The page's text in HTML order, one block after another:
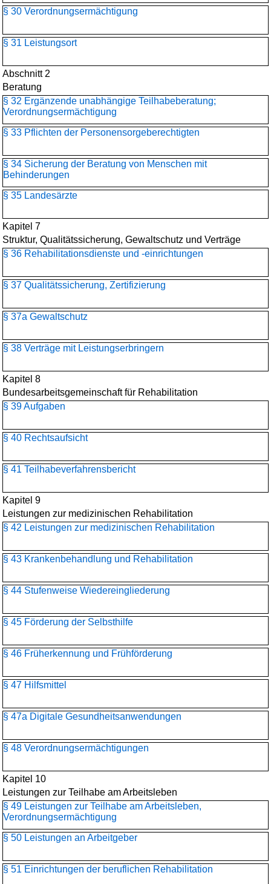
§ 30 Verordnungsermächtigung
§ 31 Leistungsort
Abschnitt 2
Beratung
§ 32 Ergänzende unabhängige Teilhabeberatung;
Verordnungsermächtigung
§ 33 Pflichten der Personensorgeberechtigten
§ 34 Sicherung der Beratung von Menschen mit
Behinderungen
§ 35 Landesärzte
Kapitel 7
Struktur, Qualitätssicherung, Gewaltschutz und Verträge
§ 36 Rehabilitationsdienste und -einrichtungen
§ 37 Qualitätssicherung, Zertifizierung
§ 37a Gewaltschutz
§ 38 Verträge mit Leistungserbringern
Kapitel 8
Bundesarbeitsgemeinschaft für Rehabilitation
§ 39 Aufgaben
§ 40 Rechtsaufsicht
§ 41 Teilhabeverfahrensbericht
Kapitel 9
Leistungen zur medizinischen Rehabilitation
§ 42 Leistungen zur medizinischen Rehabilitation
§ 43 Krankenbehandlung und Rehabilitation
§ 44 Stufenweise Wiedereingliederung
§ 45 Förderung der Selbsthilfe
§ 46 Früherkennung und Frühförderung
§ 47 Hilfsmittel
§ 47a Digitale Gesundheitsanwendungen
§ 48 Verordnungsermächtigungen
Kapitel 10
Leistungen zur Teilhabe am Arbeitsleben
§ 49 Leistungen zur Teilhabe am Arbeitsleben,
Verordnungsermächtigung
§ 50 Leistungen an Arbeitgeber
§ 51 Einrichtungen der beruflichen Rehabilitation